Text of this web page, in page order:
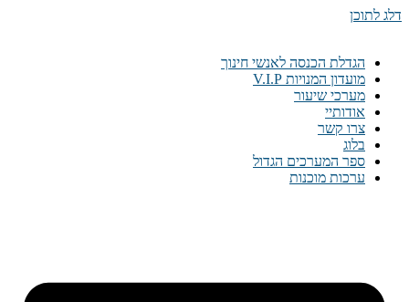
דלג לתוכן
הגדלת הכנסה לאנשי חינוך
מועדון המנויות V.I.P
מערכי שיעור
אודותיי
צרו קשר
בלוג
ספר המערכים הגדול
ערכות מוכנות